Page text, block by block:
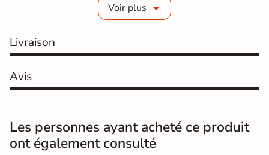
Micro-Chanfreins
classe 23 résidentiel / 33
Pièces de
Salon / séjours
Cuisine
Hall / couloir
Voir plus
Livraison
Avis
Les personnes ayant acheté ce produit
ont également consulté